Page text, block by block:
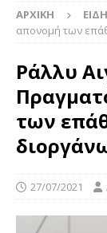
ΑΡΧΙΚΉ
απονομή των
Ράλλυ
των
27/07/2021